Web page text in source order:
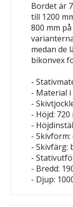
Bordet är
till 1200
800 mm
medan de
bikonvex
-
- Material
-
- Höjd: 720
-
-
- Skivfärg:
-
- Bredd:
- Djup: